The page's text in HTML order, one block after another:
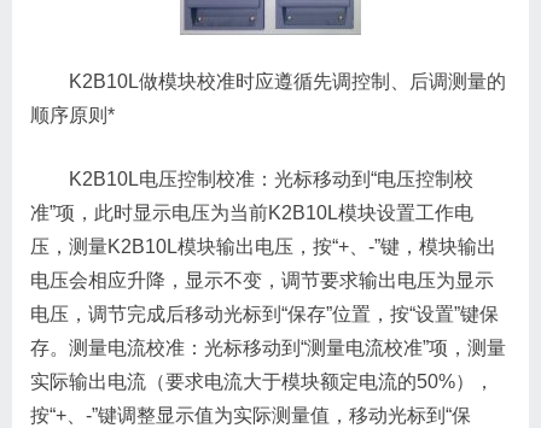
K2B10L做模块校准时应遵循先调控制、后调测量的
顺序原则*
K2B10L电压控制校准：光标移动到“电压控制校
准”项，此时显示电压为当前K2B10L模块设置工作电
压，测量K2B10L模块输出电压，按“+、-”键，模块输出
电压会相应升降，显示不变，调节要求输出电压为显示
电压，调节完成后移动光标到“保存”位置，按“设置”键保
存。测量电流校准：光标移动到“测量电流校准”项，测量
实际输出电流（要求电流大于模块额定电流的50%），
按“+、-”键调整显示值为实际测量值，移动光标到“保